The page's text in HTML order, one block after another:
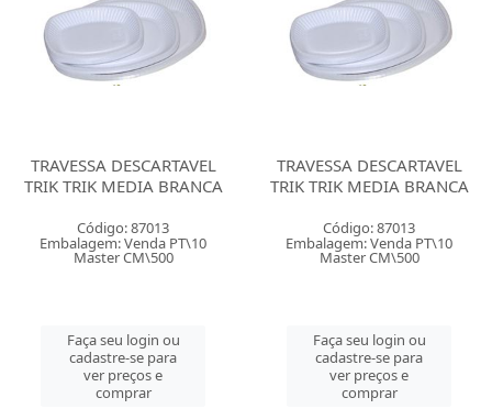
TRAVESSA DESCARTAVEL
TRIK TRIK MEDIA BRANCA
Código: 87013
Embalagem: Venda PT\10
Master CM\500
Faça seu login ou
cadastre-se para
ver preços e
comprar
TRAVESSA DESCARTAVEL
TRIK TRIK MEDIA BRANCA
Código: 87013
Embalagem: Venda PT\10
Master CM\500
Faça seu login ou
cadastre-se para
ver preços e
comprar